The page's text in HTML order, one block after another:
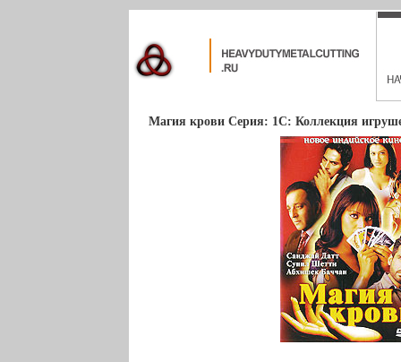
Магия крови Серия: 1С: Коллекция